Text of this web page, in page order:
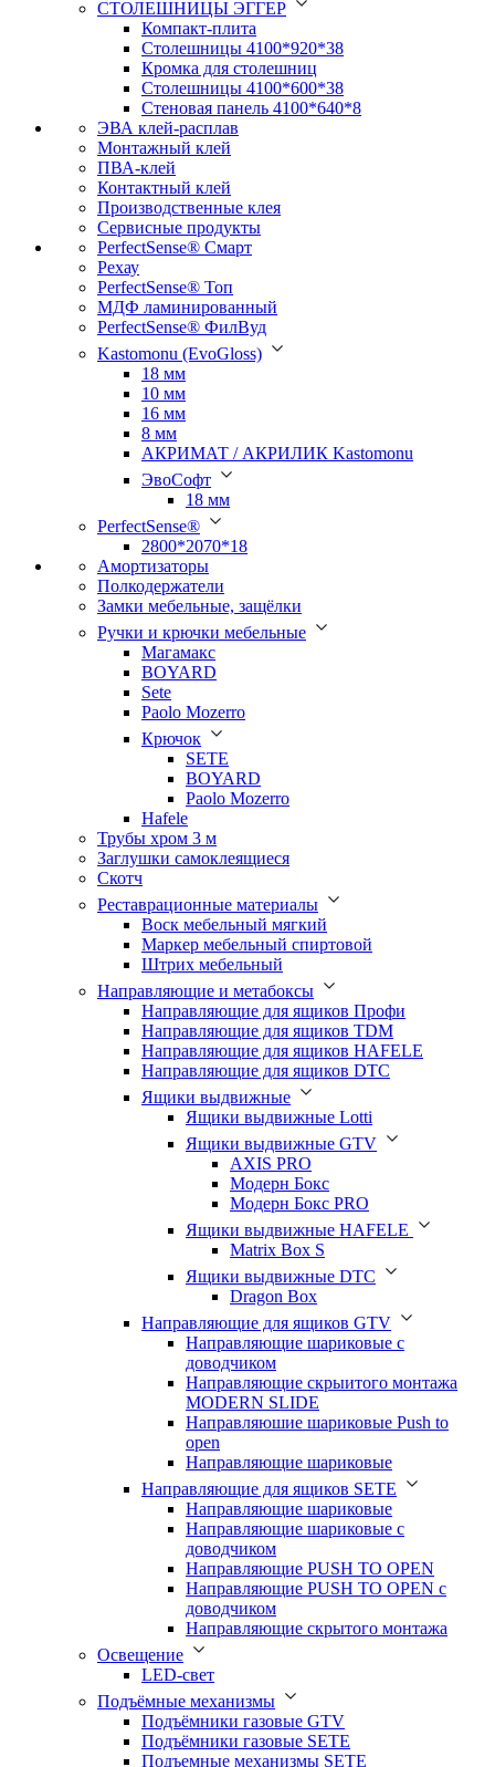
СТОЛЕШНИЦЫ ЭГГЕР
Компакт-плита
Столешницы 4100*920*38
Кромка для столешниц
Столешницы 4100*600*38
Стеновая панель 4100*640*8
ЭВА клей-расплав
Монтажный клей
ПВА-клей
Контактный клей
Производственные клея
Сервисные продукты
PerfectSense® Смарт
Рехау
PerfectSense® Топ
МДФ ламинированный
PerfectSense® ФилВуд
Kastomonu (EvoGloss)
18 мм
10 мм
16 мм
8 мм
АКРИМАТ / АКРИЛИК Kastomonu
ЭвоСофт
18 мм
PerfectSense®
2800*2070*18
Амортизаторы
Полкодержатели
Замки мебельные, защёлки
Ручки и крючки мебельные
Магамакс
BOYARD
Sete
Paolo Mozerro
Крючок
SETE
BOYARD
Paolo Mozerro
Hafele
Трубы хром 3 м
Заглушки самоклеящиеся
Скотч
Реставрационные материалы
Воск мебельный мягкий
Маркер мебельный спиртовой
Штрих мебельный
Направляющие и метабоксы
Направляющие для ящиков Профи
Направляющие для ящиков TDM
Направляющие для ящиков HAFELE
Направляющие для ящиков DTC
Ящики выдвижные
Ящики выдвижные Lotti
Ящики выдвижные GTV
AXIS PRO
Модерн Бокс
Модерн Бокс PRO
Ящики выдвижные HAFELE
Matrix Box S
Ящики выдвижные DTC
Dragon Box
Направляющие для ящиков GTV
Направляющие шариковые с
доводчиком
Направляющие скрыитого монтажа
MODERN SLIDE
Направляюшие шариковые Push to
open
Направляющие шариковые
Направляющие для ящиков SETE
Направляющие шариковые
Направляющие шариковые с
доводчиком
Направляющие PUSH TO OPEN
Направляющие PUSH TO OPEN с
доводчиком
Направляющие скрытого монтажа
Освещение
LED-свет
Подъёмные механизмы
Подъёмники газовые GTV
Подъёмники газовые SETE
Подъемные механизмы SETE